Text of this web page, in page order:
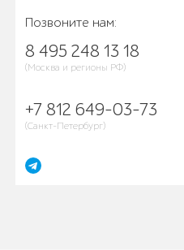
Позвоните нам:
8 495 248 13 18
(Москва и регионы РФ)
+7 812 649-03-73
(Санкт-Петербург)